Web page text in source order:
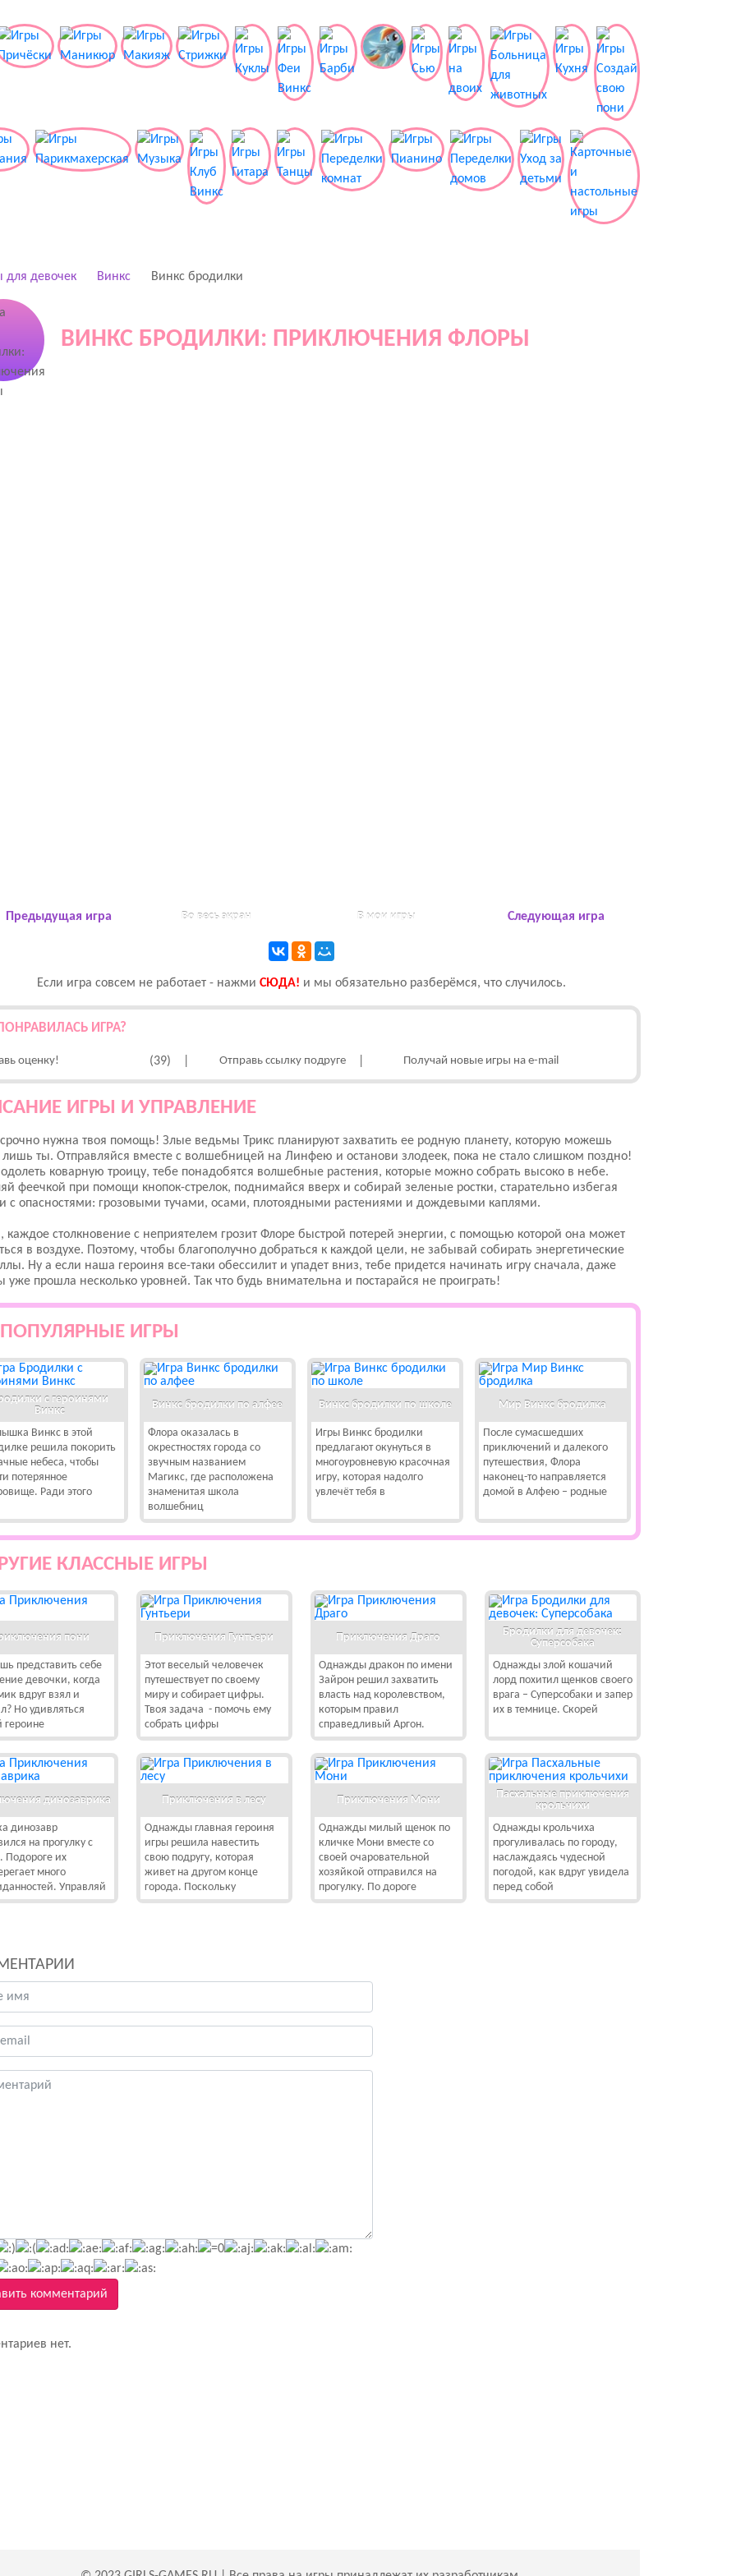
для девочек Винкс Винкс бродилки
ВИНКС БРОДИЛКИ: ПРИКЛЮЧЕНИЯ ФЛОРЫ
Предыдущая игра Во весь экран В мои игры Следующая игра
Если игра совсем не работает - нажми CЮДА! и мы обязательно разберёмся, что случилось.
ИГРА?
оценку! (39) Отправь ссылку подруге Получай новые игры на e-mail
ИГРЫ И УПРАВЛЕНИЕ
нужна твоя помощь! Злые ведьмы Трикс планируют захватить ее родную планету, которую можешь
лишь ты. Отправляйся вместе с волшебницей на Линфею и останови злодеек, пока не стало слишком поздно!
коварную троицу, тебе понадобятся волшебные растения, которые можно собрать высоко в небе.
феечкой при помощи кнопок-стрелок, поднимайся вверх и собирай зеленые ростки, старательно избегая
с опасностями: грозовыми тучами, осами, плотоядными растениями и дождевыми каплями.
столкновение с неприятелем грозит Флоре быстрой потерей энергии, с помощью которой она может
в воздухе. Поэтому, чтобы благополучно добраться к каждой цели, не забывай собирать энергетические
Ну а если наша героиня все-таки обессилит и упадет вниз, тебе придется начинать игру сначала, даже
уже прошла несколько уровней. Так что будь внимательна и постарайся не проиграть!
ПОПУЛЯРНЫЕ ИГРЫ
с героинями
Винкс
Винкс в этой
решила покорить
небеса, чтобы
потерянное
Ради этого
Винкс бродилки по алфее
Флора оказалась в
окрестностях города со
звучным названием
Магикс, где расположена
знаменитая школа
волшебниц
Винкс бродилки по школе
Игры Винкс бродилки
предлагают окунуться в
многоуровневую красочная
игру, которая надолго
увлечёт тебя в
Мир Винкс бродилка
После сумасшедших
приключений и далекого
путешествия, Флора
наконец-то направляется
домой в Алфею – родные
КЛАССНЫЕ ИГРЫ
пони
представить себе
девочки, когда
вдруг взял и
Но удивляться
героине
Приключения Гунтьери
Этот веселый человечек
путешествует по своему
миру и собирает цифры.
Твоя задача - помочь ему
собрать цифры
Приключения Драго
Однажды дракон по имени
Зайрон решил захватить
власть над королевством,
которым правил
справедливый Аргон.
Бродилки для девочек:
Суперсобака
Однажды злой кошачий
лорд похитил щенков своего
врага – Суперсобаки и запер
их в темнице. Скорей
динозаврика
динозавр
на прогулку с
Подороге их
много
Управляй
Приключения в лесу
Однажды главная героиня
игры решила навестить
свою подругу, которая
живет на другом конце
города. Поскольку
Приключения Мони
Однажды милый щенок по
кличке Мони вместе со
своей очаровательной
хозяйкой отправился на
прогулку. По дороге
Пасхальные приключения
крольчихи
Однажды крольчиха
прогуливалась по городу,
наслаждаясь чудесной
погодой, как вдруг увидела
перед собой
комментарий
нет.